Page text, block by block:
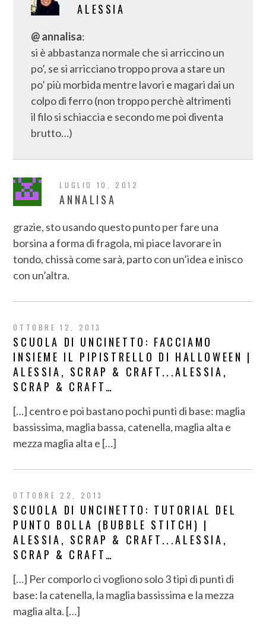
ALESSIA
@ annalisa:
si è abbastanza normale che si arriccino un
po’, se si arricciano troppo prova a stare un
po’ più morbida mentre lavori e magari dai un
colpo di ferro (non troppo perchè altrimenti
il filo si schiaccia e secondo me poi diventa
brutto…)
LUGLIO 10, 2012
ANNALISA
grazie, sto usando questo punto per fare una
borsina a forma di fragola, mi piace lavorare in
tondo, chissà come sarà, parto con un’idea e inisco
con un’altra.
OTTOBRE 12, 2013
SCUOLA DI UNCINETTO: FACCIAMO
INSIEME IL PIPISTRELLO DI HALLOWEEN |
ALESSIA, SCRAP & CRAFT...ALESSIA,
SCRAP & CRAFT…
[…] centro e poi bastano pochi punti di base: maglia
bassissima, maglia bassa, catenella, maglia alta e
mezza maglia alta e […]
OTTOBRE 22, 2013
SCUOLA DI UNCINETTO: TUTORIAL DEL
PUNTO BOLLA (BUBBLE STITCH) |
ALESSIA, SCRAP & CRAFT...ALESSIA,
SCRAP & CRAFT…
[…] Per comporlo ci vogliono solo 3 tipi di punti di
base: la catenella, la maglia bassissima e la mezza
maglia alta. […]